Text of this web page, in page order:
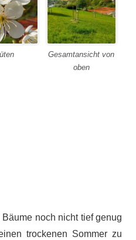
Gesamtansicht von
oben
noch nicht tief genug
trockenen Sommer zu